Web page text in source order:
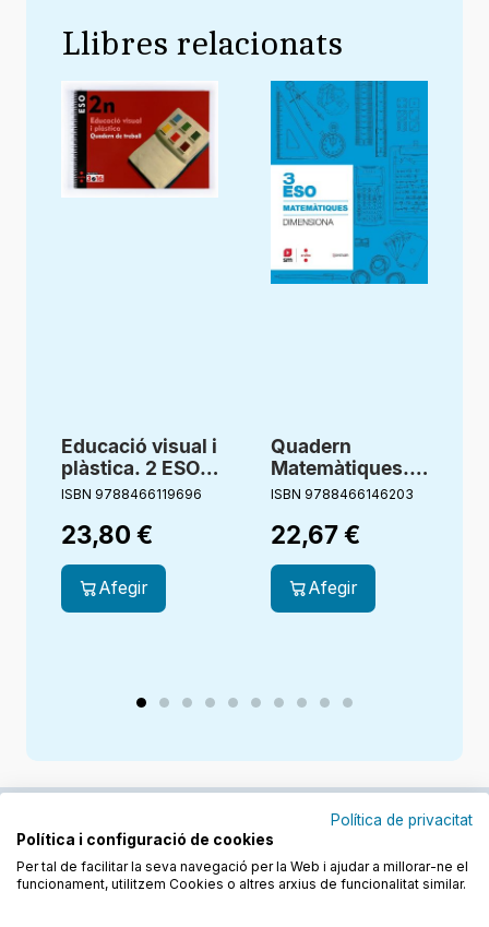
Llibres relacionats
Educació visual i
plàstica. 2 ESO.
Projecte 3.16.
treball
ISBN 9788466119696
23,80 €
Afegir
Quadern
Matemàtiques. 3
ESO.
Construïm
ISBN 9788466146203
22,67€
Afegir
Política de privacitat
Política i configuració de cookies
Per tal de facilitar la seva navegació per la Web i ajudar a millorar-ne el
funcionament, utilitzem Cookies o altres arxius de funcionalitat similar.